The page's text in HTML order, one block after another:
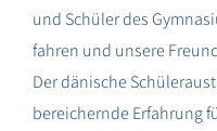
und Schüler des
fahren und unsere
Der dänische
bereichernde Erfahrung